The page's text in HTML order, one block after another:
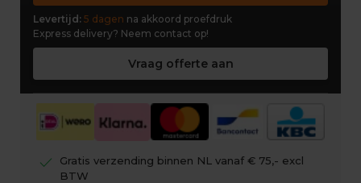
Levertijd: 5 dagen na akkoord proefdruk
Express delivery? Neem contact op!
Vraag offerte aan
check
Gratis verzending binnen NL vanaf € 75,- excl
BTW